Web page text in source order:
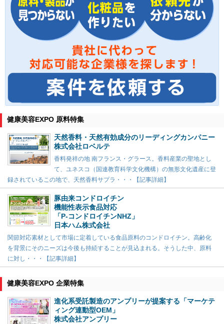
健康美容EXPO 原料特集
天然香料・天然有効成分のリーディングカンパニー
株式会社ロベルテ
香料発祥の地 南フランス・グラース。香料産業の聖地とし
て、ユネスコ（国連教育科学文化機構）の無形文化遺産に登
録されているこの地で、天然香料サプラ・・・【記事詳細】
豚由来コンドロイチン
機能性表示食品対応
「P-コンドロイチンNHZ」
日本ハム株式会社
関節対応素材として市場に定着している食品原料のコンドロイチン。高齢化
を背景にそのニーズは今後も持続することが見込まれる。そうした中、原料
に対し・・・【記事詳細】
健康美容EXPO 企業特集
進化系受託製造のアンプリーが提案する「マーケテ
ィング連動型OEM」
株式会社アンプリー